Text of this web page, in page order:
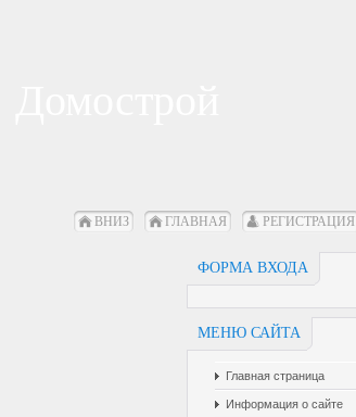
ВНИЗ ГЛАВНАЯ РЕГИСТРАЦИЯ
ФОРМА ВХОДА
МЕНЮ САЙТА
Главная страница
Информация о сайте